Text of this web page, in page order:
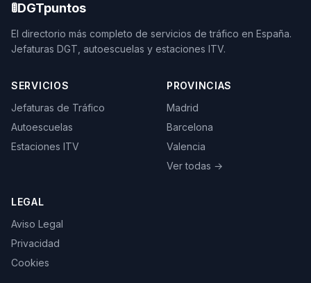
🚦DGTpuntos
El directorio más completo de servicios de tráfico en España.
Jefaturas DGT, autoescuelas y estaciones ITV.
SERVICIOS
Jefaturas de Tráfico
Autoescuelas
Estaciones ITV
PROVINCIAS
Madrid
Barcelona
Valencia
Ver todas →
LEGAL
Aviso Legal
Privacidad
Cookies